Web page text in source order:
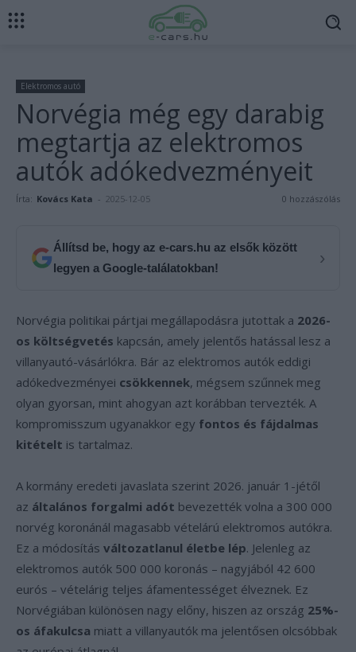
Elektromos autó
Norvégia még egy darabig
megtartja az elektromos
autók adókedvezményeit
Írta: Kovács Kata - 2025-12-05 0 hozzászólás
Állítsd be, hogy az e-cars.hu az elsők között
legyen a Google-találatokban!
›
Norvégia politikai pártjai megállapodásra jutottak a 2026-
os költségvetés kapcsán, amely jelentős hatással lesz a
villanyautó-vásárlókra. Bár az elektromos autók eddigi
adókedvezményei csökkennek, mégsem szűnnek meg
olyan gyorsan, mint ahogyan azt korábban tervezték. A
kompromisszum ugyanakkor egy fontos és fájdalmas
kitételt is tartalmaz.
A kormány eredeti javaslata szerint 2026. január 1-jétől
az általános forgalmi adót bevezették volna a 300 000
norvég koronánál magasabb vételárú elektromos autókra.
Ez a módosítás változatlanul életbe lép. Jelenleg az
elektromos autók 500 000 koronás – nagyjából 42 600
eurós – vételárig teljes áfamentességet élveznek. Ez
Norvégiában különösen nagy előny, hiszen az ország 25%-
os áfakulcsa miatt a villanyautók ma jelentősen olcsóbbak